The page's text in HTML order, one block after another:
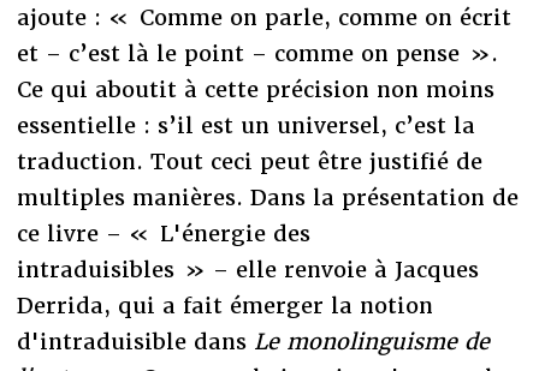
ajoute : « Comme on parle, comme on écrit
et – c’est là le point – comme on pense ».
Ce qui aboutit à cette précision non moins
essentielle : s’il est un universel, c’est la
traduction. Tout ceci peut être justifié de
multiples manières. Dans la présentation de
ce livre – « L'énergie des
intraduisibles » – elle renvoie à Jacques
Derrida, qui a fait émerger la notion
d'intraduisible dans Le monolinguisme de